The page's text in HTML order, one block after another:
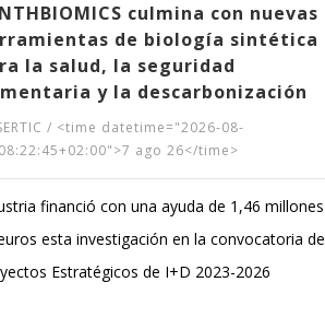
culmina con nuevas
de biología sintética
la salud, la seguridad
y la descarbonización
/ <time datetime="2026-08-
ago 26</time>
financió con una ayuda de 1,46 millones
esta investigación en la convocatoria de
Estratégicos de I+D 2023-2026